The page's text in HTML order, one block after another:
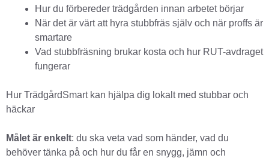
Hur du förbereder trädgården innan arbetet börjar
När det är värt att hyra stubbfräs själv och när proffs är
smartare
Vad stubbfräsning brukar kosta och hur RUT-avdraget
fungerar
Hur TrädgårdSmart kan hjälpa dig lokalt med stubbar och
häckar
Målet är enkelt: du ska veta vad som händer, vad du
behöver tänka på och hur du får en snygg, jämn och